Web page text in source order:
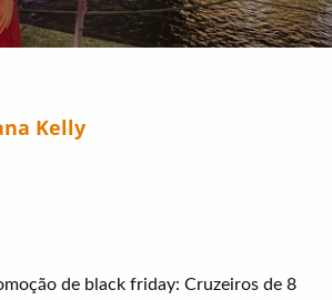
Kelly
de black friday: Cruzeiros de 8